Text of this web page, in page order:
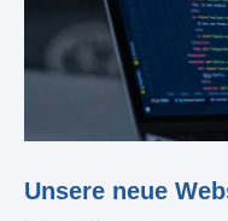
Unsere neue